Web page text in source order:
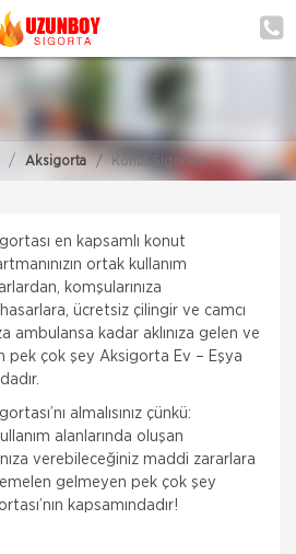
Aksigorta Konut Sigortası
en kapsamlı konut
ortak kullanım
komşularınıza
ücretsiz çilingir ve camcı
ambulansa kadar aklınıza gelen ve
pek çok şey Aksigorta Ev – Eşya
almalısınız çünkü:
alanlarında oluşan
verebileceğiniz maddi zararlara
gelmeyen pek çok şey
kapsamındadır!